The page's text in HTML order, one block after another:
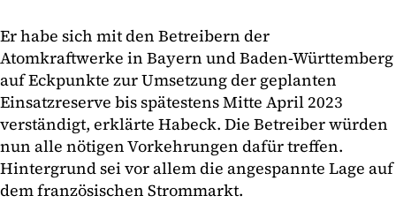
Er habe sich mit den Betreibern der
Atomkraftwerke in Bayern und Baden-Württemberg
auf Eckpunkte zur Umsetzung der geplanten
Einsatzreserve bis spätestens Mitte April 2023
verständigt, erklärte Habeck. Die Betreiber würden
nun alle nötigen Vorkehrungen dafür treffen.
Hintergrund sei vor allem die angespannte Lage auf
dem französischen Strommarkt.